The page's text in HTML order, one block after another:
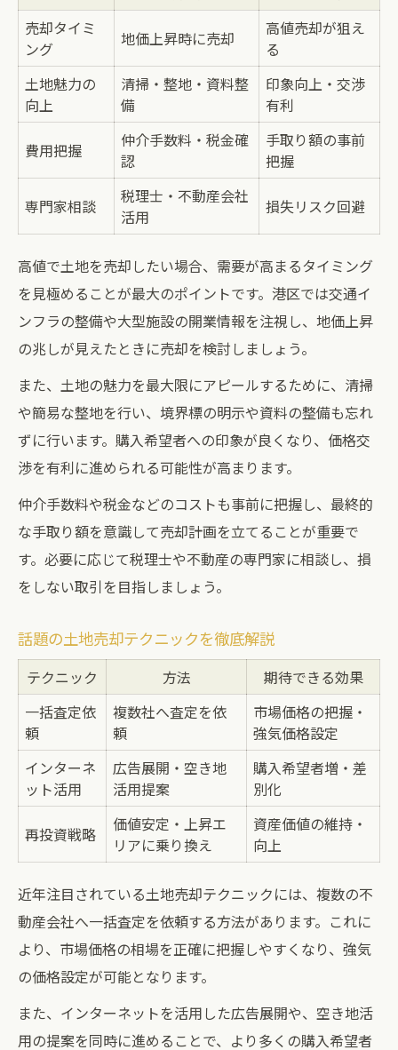
売却タイミ
ング
地価上昇時に売却
高値売却が狙え
る
土地魅力の
向上
清掃・整地・資料整
備
印象向上・交渉
有利
費用把握
仲介手数料・税金確
認
手取り額の事前
把握
専門家相談
税理士・不動産会社
活用
損失リスク回避
高値で土地を売却したい場合、需要が高まるタイミング
を見極めることが最大のポイントです。港区では交通イ
ンフラの整備や大型施設の開業情報を注視し、地価上昇
の兆しが見えたときに売却を検討しましょう。
また、土地の魅力を最大限にアピールするために、清掃
や簡易な整地を行い、境界標の明示や資料の整備も忘れ
ずに行います。購入希望者への印象が良くなり、価格交
渉を有利に進められる可能性が高まります。
仲介手数料や税金などのコストも事前に把握し、最終的
な手取り額を意識して売却計画を立てることが重要で
す。必要に応じて税理士や不動産の専門家に相談し、損
をしない取引を目指しましょう。
話題の土地売却テクニックを徹底解説
テクニック 方法
期待できる効果
一括査定依
頼
複数社へ査定を依
頼
市場価格の把握・
強気価格設定
インターネ
ット活用
広告展開・空き地
活用提案
購入希望者増・差
別化
再投資戦略
価値安定・上昇エ
リアに乗り換え
資産価値の維持・
向上
近年注目されている土地売却テクニックには、複数の不
動産会社へ一括査定を依頼する方法があります。これに
より、市場価格の相場を正確に把握しやすくなり、強気
の価格設定が可能となります。
また、インターネットを活用した広告展開や、空き地活
用の提案を同時に進めることで、より多くの購入希望者